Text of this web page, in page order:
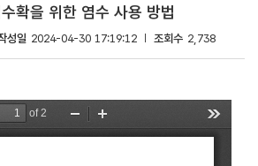
확을 위한 염수 사용 방법
성일 2024-04-30 17:19:12 조회수 2,738